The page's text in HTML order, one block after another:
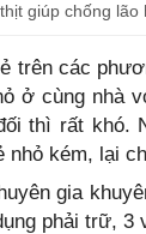
giúp chống
trên các
ở cùng nhà
thì rất khó.
nhỏ kém, lại
gia
phải trữ, 3